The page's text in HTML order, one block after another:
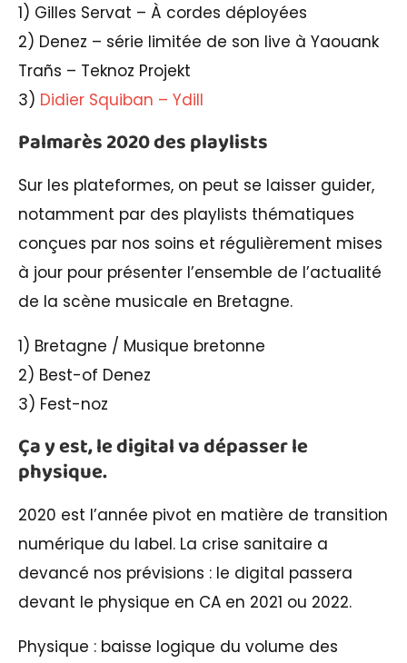
1) Gilles Servat – À cordes déployées
2) Denez – série limitée de son live à Yaouank
Trañs – Teknoz Projekt
3) Didier Squiban – Ydill
Palmarès 2020 des playlists
Sur les plateformes, on peut se laisser guider,
notamment par des playlists thématiques
conçues par nos soins et régulièrement mises
à jour pour présenter l’ensemble de l’actualité
de la scène musicale en Bretagne.
1) Bretagne / Musique bretonne
2) Best-of Denez
3) Fest-noz
Ça y est, le digital va dépasser le
physique.
2020 est l’année pivot en matière de transition
numérique du label. La crise sanitaire a
devancé nos prévisions : le digital passera
devant le physique en CA en 2021 ou 2022.
Physique : baisse logique du volume des